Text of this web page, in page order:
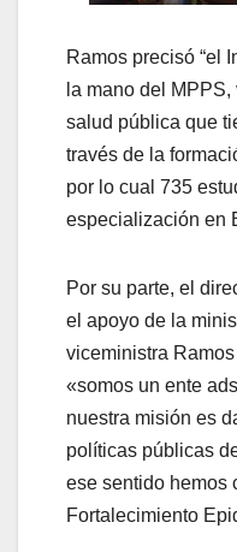
Ramos precisó “el
la mano del
salud pública que
través de la
por lo cual 735
especialización en
Por su parte, el
el apoyo de la
viceministra
«somos un ente
nuestra misión es
políticas públicas
ese sentido hemos
Fortalecimiento